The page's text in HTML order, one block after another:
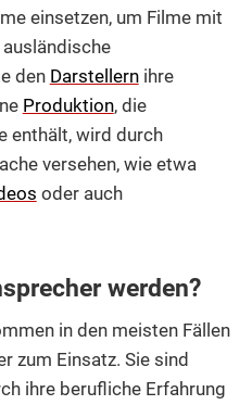
einsetzen, um Filme mit
den Darstellernihre
Produktion, die
enthält, wird durch
versehen, wie etwa
oder auch
werden?
in den meisten Fällen
zum Einsatz. Sie sind
ihre berufliche Erfahrung